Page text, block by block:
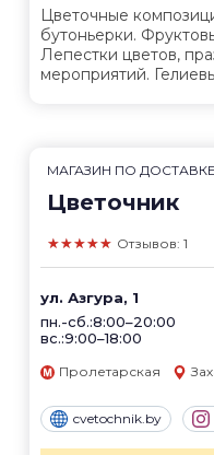
Цветочные
бутоньерки.
Лепестки цветов,
мероприятий.
МАГАЗИН ПО
Цветочник
★★★★★ Отзывов: 1
ул. Азгура, 1
пн.-сб.:8:00–20:00
вс.:9:00–18:00
Пролетарская
cvetochnik.by